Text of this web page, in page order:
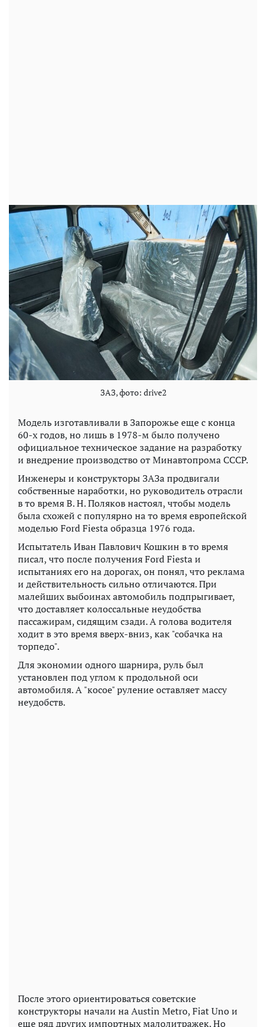
ЗАЗ, фото: drive2
Модель изготавливали в Запорожье еще с конца
60-х годов, но лишь в 1978-м было получено
официальное техническое задание на разработку
и внедрение производство от Минавтопрома СССР.
Инженеры и конструкторы ЗАЗа продвигали
собственные наработки, но руководитель отрасли
в то время В. Н. Поляков настоял, чтобы модель
была схожей с популярно на то время европейской
моделью Ford Fiesta образца 1976 года.
Испытатель Иван Павлович Кошкин в то время
писал, что после получения Ford Fiesta и
испытаниях его на дорогах, он понял, что реклама
и действительность сильно отличаются. При
малейших выбоинах автомобиль подпрыгивает,
что доставляет колоссальные неудобства
пассажирам, сидящим сзади. А голова водителя
ходит в это время вверх-вниз, как "собачка на
торпедо".
Для экономии одного шарнира, руль был
установлен под углом к продольной оси
автомобиля. А "косое" руление оставляет массу
неудобств.
После этого ориентироваться советские
конструкторы начали на Austin Metro, Fiat Uno и
еще ряд других импортных малолитражек. Но